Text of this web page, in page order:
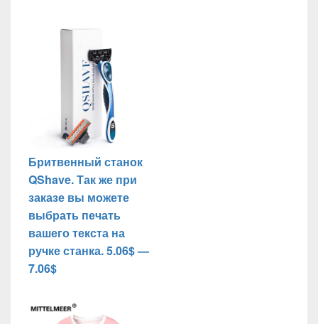
Бритвенный станок
QShave. Так же при
заказе вы можете
выбрать печать
вашего текста на
ручке станка. 5.06$ —
7.06$